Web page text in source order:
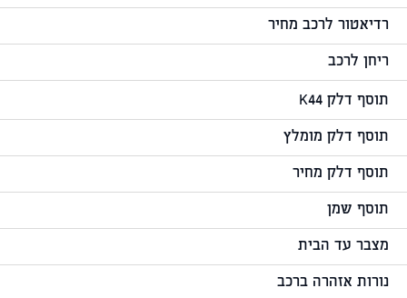
רדיאטור לרכב מחיר
ריחן לרכב
תוסף דלק K44
תוסף דלק מומלץ
תוסף דלק מחיר
תוסף שמן
מצבר עד הבית
נורות אזהרה ברכב